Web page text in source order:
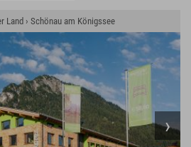
Land › Schönau am Königssee